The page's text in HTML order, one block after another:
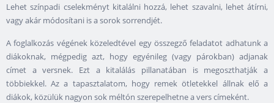
Lehet színpadi cselekményt kitalálni hozzá, lehet szavalni, lehet átírni,
vagy akár módosítani is a sorok sorrendjét.
A foglalkozás végének közeledtével egy összegző feladatot adhatunk a
diákoknak, mégpedig azt, hogy egyénileg (vagy párokban) adjanak
címet a versnek. Ezt a kitalálás pillanatában is megoszthatják a
többiekkel. Az a tapasztalatom, hogy remek ötletekkel állnak elő a
diákok, közülük nagyon sok méltón szerepelhetne a vers címeként.